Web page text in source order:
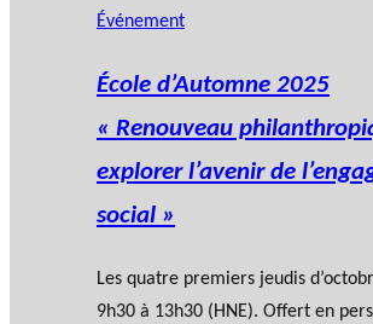
Événement
École d’Automne 2025
« Renouveau
explorer l’avenir de
social »
Les quatre premiers jeudis
9h30 à 13h30 (HNE). Offert en